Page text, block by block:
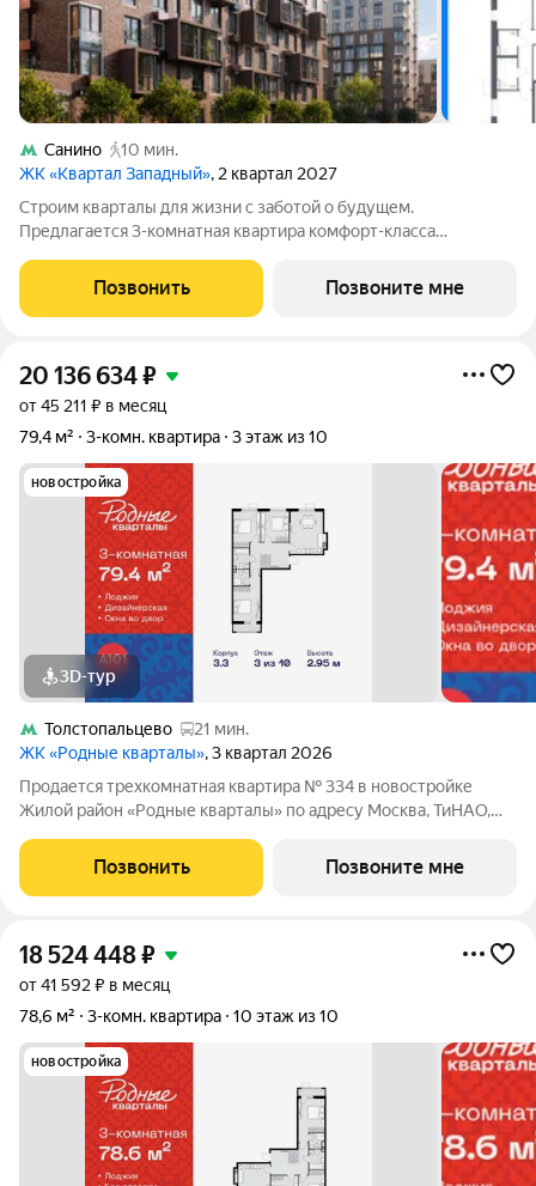
Санино
10 мин.
ЖК «Квартал Западный», 2 квартал 2027
Строим кварталы для жизни с заботой о будущем.
Предлагается 3-комнатная квартира комфорт-класса
этаже, в жилом комплексе "Квартал Западный".Застройщик
сдает квартиры с отделкой в нескольких
Позвонить Позвоните мне
20 136 634₽
от 45 211 ₽ в месяц
79,4 м²
3-комн. квартира 3 этаж из 10
новостройка
3D-тур
Толстопальцево
21 мин.
ЖК «Родные кварталы», 3 квартал 2026
Продается трехкомнатная квартира № 334 в новостройке
Жилой район «Родные кварталы» по адресу Москва, ТиНАО,
Родные Кварталы, 3.3, район Внуково, Новомосковский
административный округ, Москва. Общая
Позвонить Позвоните мне
18 524 448₽
от 41 592 ₽ в месяц
78,6 м²
3-комн. квартира 10 этаж из 10
новостройка